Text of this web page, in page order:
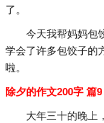
了。
今天我帮妈妈包
学会了许多包饺子的
啦。
除夕的作文200字 篇9
大年三十的晚上